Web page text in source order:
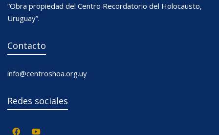
“Obra propiedad del Centro Recordatorio del Holocausto,
Uruguay”.
Contacto
info@centroshoa.org.uy
Redes sociales